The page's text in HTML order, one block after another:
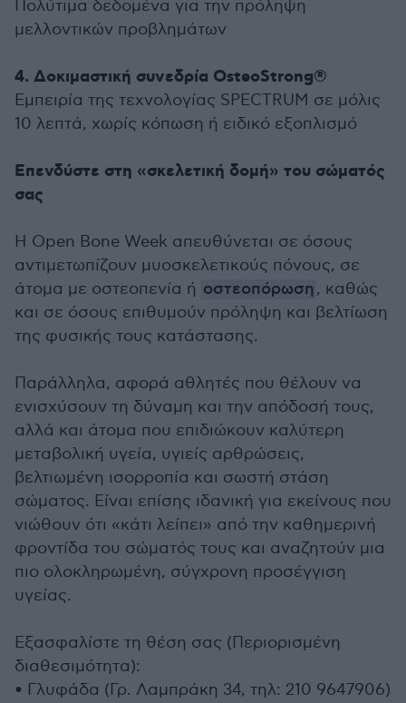
Πολύτιμα δεδομένα για την πρόληψη
μελλοντικών προβλημάτων
4. Δοκιμαστική συνεδρία OsteoStrong®
Εμπειρία της τεχνολογίας SPECTRUM σε μόλις
10 λεπτά, χωρίς κόπωση ή ειδικό εξοπλισμό
Επενδύστε στη «σκελετική δομή» του σώματός
σας
Η Open Bone Week απευθύνεται σε όσους
αντιμετωπίζουν μυοσκελετικούς πόνους, σε
άτομα με οστεοπενία ή οστεοπόρωση, καθώς
και σε όσους επιθυμούν πρόληψη και βελτίωση
της φυσικής τους κατάστασης.
Παράλληλα, αφορά αθλητές που θέλουν να
ενισχύσουν τη δύναμη και την απόδοσή τους,
αλλά και άτομα που επιδιώκουν καλύτερη
μεταβολική υγεία, υγιείς αρθρώσεις,
βελτιωμένη ισορροπία και σωστή στάση
σώματος. Είναι επίσης ιδανική για εκείνους που
νιώθουν ότι «κάτι λείπει» από την καθημερινή
φροντίδα του σώματός τους και αναζητούν μια
πιο ολοκληρωμένη, σύγχρονη προσέγγιση
υγείας.
Εξασφαλίστε τη θέση σας (Περιορισμένη
διαθεσιμότητα):
• Γλυφάδα (Γρ. Λαμπράκη 34, τηλ: 210 9647906)